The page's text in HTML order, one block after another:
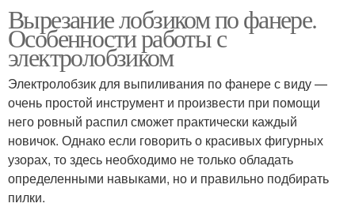
Вырезание лобзиком по фанере.
Особенности работы с
электролобзиком
Электролобзик для выпиливания по фанере с виду —
очень простой инструмент и произвести при помощи
него ровный распил сможет практически каждый
новичок. Однако если говорить о красивых фигурных
узорах, то здесь необходимо не только обладать
определенными навыками, но и правильно подбирать
пилки.